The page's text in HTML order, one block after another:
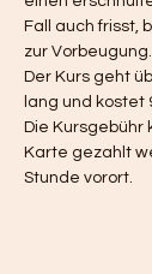
Fall auch frisst,
zur Vorbeugung.
Der Kurs geht
lang und kostet
Die Kursgebühr
Karte gezahlt
Stunde vorort.